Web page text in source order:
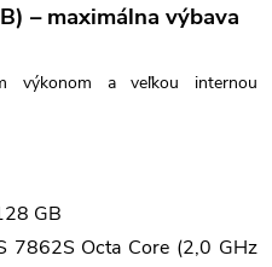
– maximálna výbava
výkonom a veľkou internou
GB
7862S Octa Core (2,0 GHz